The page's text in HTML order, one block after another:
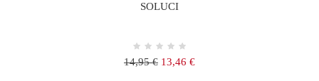
SOLUCI
Precio
14,95 € Precio
13,46 €